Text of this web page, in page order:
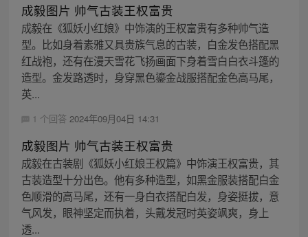
成毅图片 帅气古装王权富贵
成毅在《狐妖小红娘》中饰演的王权富贵有多种帅气造
型。比如身着素雅又具贵族气息的古装，白金发色搭配黑
红战袍，还有在漫天雪花飞扬画面下身着雪白白衣斗篷的
造型。金发路透时，身穿黑色鎏金战服搭配金色高马尾，
英...
1 个回答 2024年09月04日 14:31
成毅图片 帅气古装王权富贵
成毅在古装剧《狐妖小红娘王权篇》中饰演王权富贵，其
古装造型十分出色。他有多种造型，如黑金服装搭配白金
色顺滑的高马尾，还有一身白衣搭配白发，身姿挺拔，意
气风发，眼神坚定而执着，头戴发冠时英姿飒爽，身上
透...